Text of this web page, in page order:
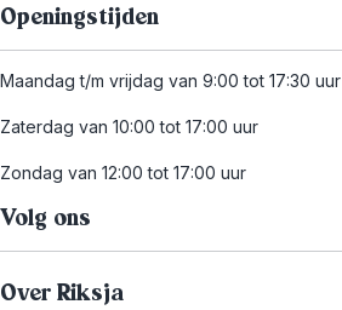
Openingstijden
Maandag t/m vrijdag van 9:00 tot 17:30 uur
Zaterdag van 10:00 tot 17:00 uur
Zondag van 12:00 tot 17:00 uur
Volg ons
Over Riksja